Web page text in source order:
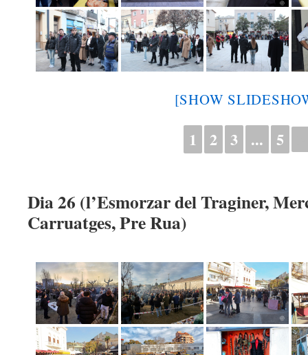
[SHOW
1 2 3 ... 5
Dia 26 (l’Esmorzar del Traginer,
Carruatges, Pre Rua)